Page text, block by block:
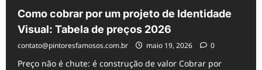
Como cobrar por um projeto de Identidade
Visual: Tabela de preços 2026
contato@pintoresfamosos.com.br maio 19, 2026 0
Preço não é chute: é construção de valor Cobrar por